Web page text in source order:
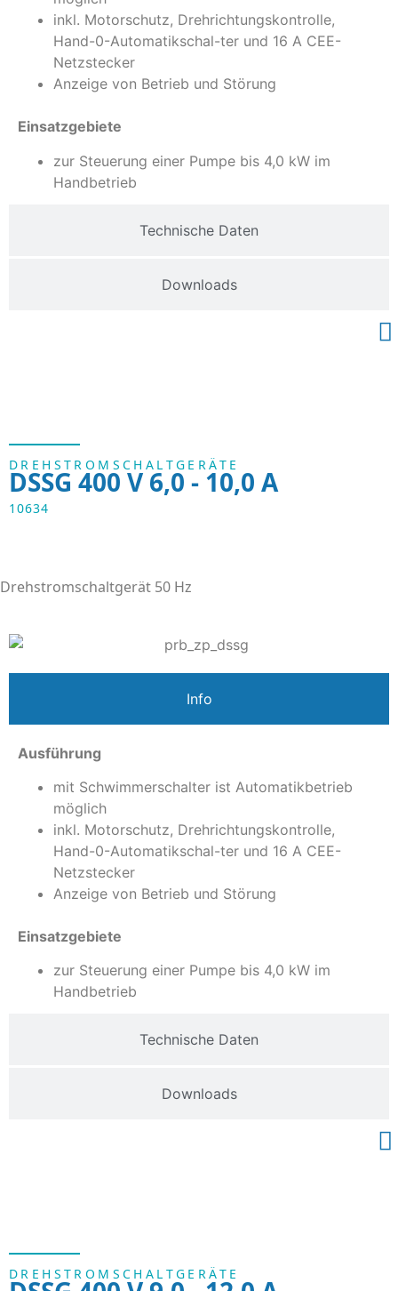
Technische Daten
Downloads
inkl. Motorschutz, Drehrichtungskontrolle,
Hand-0-Automatikschal-ter und 16 A CEE-
Netzstecker
Anzeige von Betrieb und Störung
Einsatzgebiete
zur Steuerung einer Pumpe bis 4,0 kW im
Handbetrieb
DREHSTROMSCHALTGERÄTE
DSSG 400 V 6,0 - 10,0 A
10634
Drehstromschaltgerät 50 Hz
Info
Technische Daten
Downloads
Ausführung
mit Schwimmerschalter ist Automatikbetrieb
möglich
inkl. Motorschutz, Drehrichtungskontrolle,
Hand-0-Automatikschal-ter und 16 A CEE-
Netzstecker
Anzeige von Betrieb und Störung
Einsatzgebiete
zur Steuerung einer Pumpe bis 4,0 kW im
Handbetrieb
DREHSTROMSCHALTGERÄTE